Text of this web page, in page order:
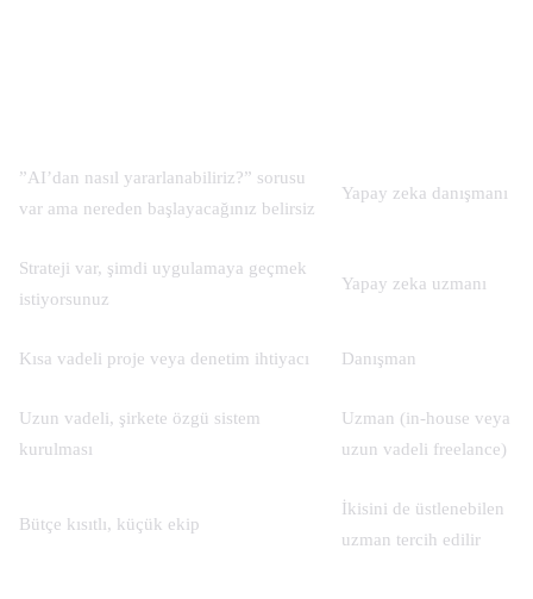
”AI’dan nasıl yararlanabiliriz?” sorusu
var ama nereden başlayacağınız belirsiz
Yapay zeka danışmanı
Strateji var, şimdi uygulamaya geçmek
istiyorsunuz
Yapay zeka uzmanı
Kısa vadeli proje veya denetim ihtiyacı Danışman
Uzun vadeli, şirkete özgü sistem
kurulması
Uzman (in-house veya
uzun vadeli freelance)
Bütçe kısıtlı, küçük ekip
İkisini de üstlenebilen
uzman tercih edilir